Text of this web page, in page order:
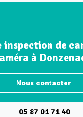
inspection de
à
Nous contacter
05 87 01 71 40